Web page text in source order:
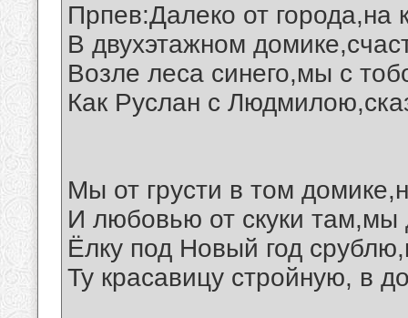
Прпев:Далеко от города,на
В двухэтажном
Возле леса синего,мы с
Как Руслан с
Мы от грусти в том
И любовью от скуки там,мы
Ёлку под Новый год
Ту красавицу стройную, в